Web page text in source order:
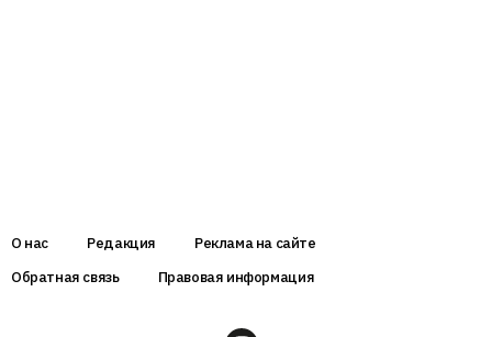
О нас Редакция
Реклама на сайте
Обратная связь
Правовая информация